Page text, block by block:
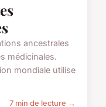
ancestrales
médicinales.
mondiale utilise
7 min de lecture →